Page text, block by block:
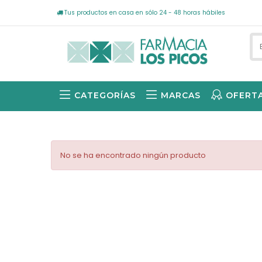
Tus productos en casa en sólo 24 - 48 horas hábiles
CATEGORÍAS MARCAS
No se ha encontrado ningún producto